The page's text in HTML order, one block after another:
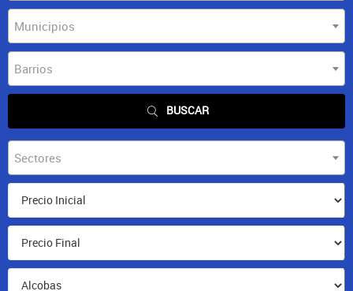
Municipios
Barrios
BUSCAR
Sectores